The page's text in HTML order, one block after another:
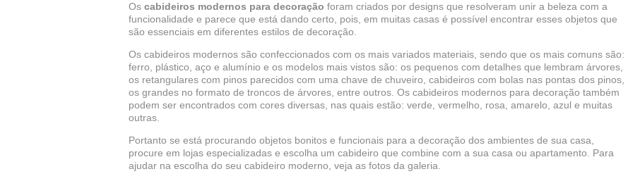
Os cabideiros modernos para decoração foram criados por designs que resolveram unir a beleza com a
funcionalidade e parece que está dando certo, pois, em muitas casas é possível encontrar esses objetos que
são essenciais em diferentes estilos de decoração.
Os cabideiros modernos são confeccionados com os mais variados materiais, sendo que os mais comuns são:
ferro, plástico, aço e alumínio e os modelos mais vistos são: os pequenos com detalhes que lembram árvores,
os retangulares com pinos parecidos com uma chave de chuveiro, cabideiros com bolas nas pontas dos pinos,
os grandes no formato de troncos de árvores, entre outros. Os cabideiros modernos para decoração também
podem ser encontrados com cores diversas, nas quais estão: verde, vermelho, rosa, amarelo, azul e muitas
outras.
Portanto se está procurando objetos bonitos e funcionais para a decoração dos ambientes de sua casa,
procure em lojas especializadas e escolha um cabideiro que combine com a sua casa ou apartamento. Para
ajudar na escolha do seu cabideiro moderno, veja as fotos da galeria.